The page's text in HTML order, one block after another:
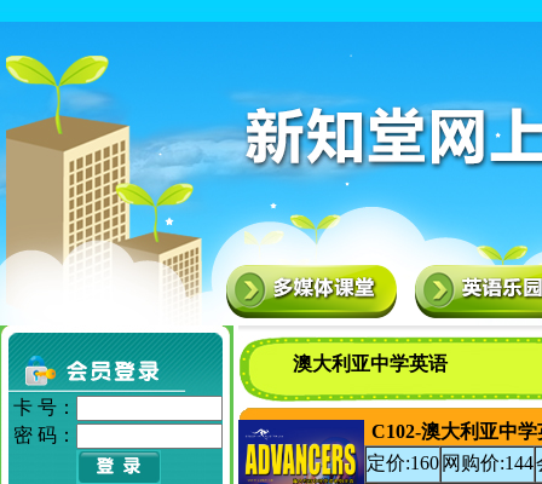
卡 号：
密 码：
澳大利亚中学英语
C102-澳大利亚中
定价:160 网购价:144